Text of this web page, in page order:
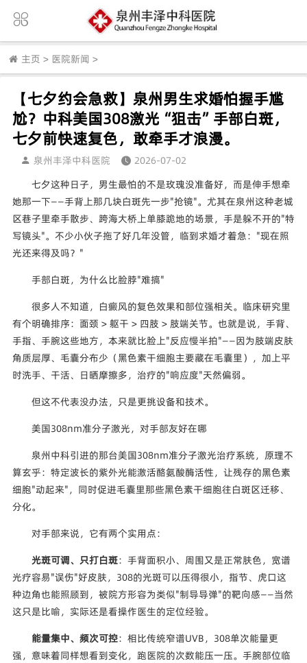
主页 > 医院新闻 >
【七夕约会急救】泉州男生求婚怕握手尴
尬？中科美国308激光“狙击”手部白斑，
七夕前快速复色，敢牵手才浪漫。
泉州丰泽中科医院
2026-07-02
七夕这种日子，男生最怕的不是玫瑰没准备好，而是伸手想牵
她那一下——手背上那几块白斑先一步"抢镜"。尤其在泉州这种老城
区巷子里牵手散步、跨海大桥上单膝跪地的场景，手是躲不开的"特
写镜头"。不少小伙子拖了好几年没管，临到求婚才着急："现在照
光还来得及吗？"
手部白斑，为什么比脸脖"难搞"
很多人不知道，白癜风的复色效果和部位强相关。临床研究里
有个明确排序：面颈 > 躯干 > 四肢 > 肢端关节。也就是说，手背、
手指、手腕这些地方，本来就比脸上"反应慢半拍"——因为肢端皮肤
角质层厚、毛囊分布少（黑色素干细胞主要藏在毛囊里），加上平
时洗手、干活、日晒摩擦多，治疗的"响应度"天然偏弱。
但这不代表没办法，只是更挑设备和技术。
美国308nm准分子激光，对手部友好在哪
泉州中科引进的那台美国308nm准分子激光治疗系统，原理不
算玄乎：特定波长的紫外光能激活酪氨酸酶活性，让残存的黑色素
细胞"动起来"，同时促进毛囊里那些黑色素干细胞往白斑区迁移、
分化。
对手部来说，它有两个实用点：
光斑可调、只打白斑：手背面积小、周围又是正常肤色，宽谱
光疗容易"误伤"好皮肤，308的光斑可以压得很小，指节、虎口这
种边角也能照顾到，被院方形容为类似"制导导弹"的靶向感——当然
这只是比喻，实际还是看操作医生的定位经验。
能量集中、频次可控：相比传统窄谱UVB，308单次能量更
强，意味着同样想看到变化，跑医院的次数能压一压。手腕部位临